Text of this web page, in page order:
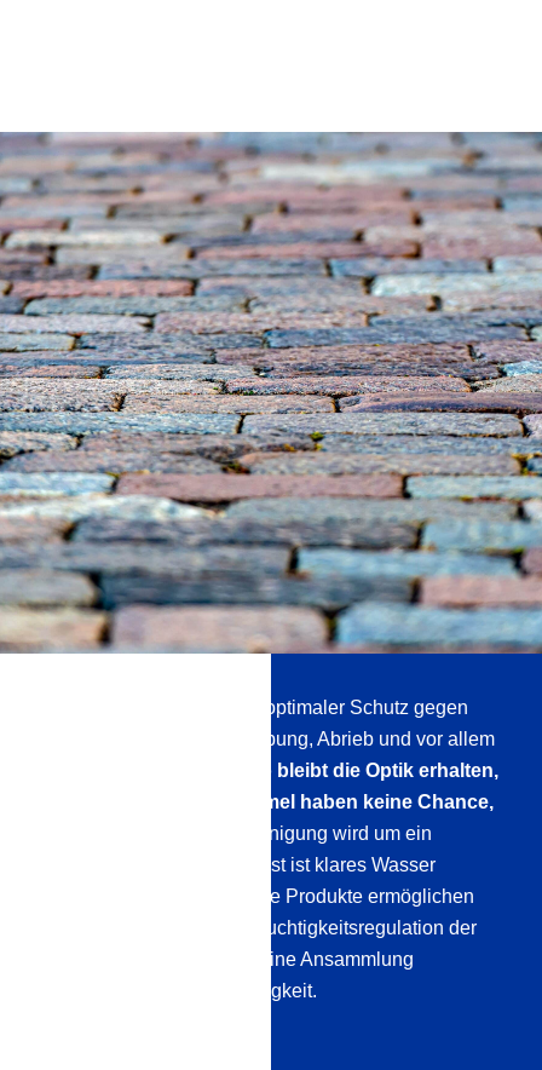
Nach Aushärtung entsteht optimaler Schutz gegen
Verschmutzung und Verfärbung, Abrieb und vor allem
So bleibt die Optik erhalten,
Moos, Algen oder Schimmel haben keine Chance,
Die Reinigung wird um ein
Vielfaches erleichtert – meist ist klares Wasser
ausreichend. Atmungsaktive Produkte ermöglichen
weiterhin die natürliche Feuchtigkeitsregulation der
Steine und verhindern so eine Ansammlung
aufsteigender Tiefenfeuchtigkeit.